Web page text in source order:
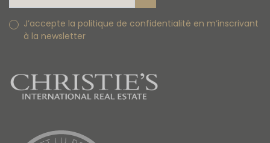
J’accepte la politique de confidentialité en m’inscrivant
à la newsletter